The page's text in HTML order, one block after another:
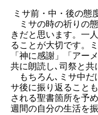
ミサ前・中・後の態
ミサの時の祈りの
きだと思います。一
ることが大切です。
「神に感謝」「アー
共に朗読し､司祭と共
もちろん､ミサ中だ
サ後に振り返ること
される聖書箇所を予
週間の自分の生活を